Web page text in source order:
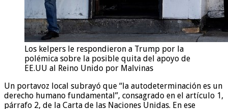
Los kelpers le respondieron a Trump por la
polémica sobre la posible quita del apoyo de
EE.UU al Reino Unido por Malvinas
Un portavoz local subrayó que “la autodeterminación es un
derecho humano fundamental”, consagrado en el artículo 1,
párrafo 2, de la Carta de las Naciones Unidas. En ese